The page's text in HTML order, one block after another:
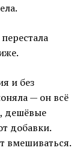
и без
— он всё
дешёвые
добавки.
вмешиваться.